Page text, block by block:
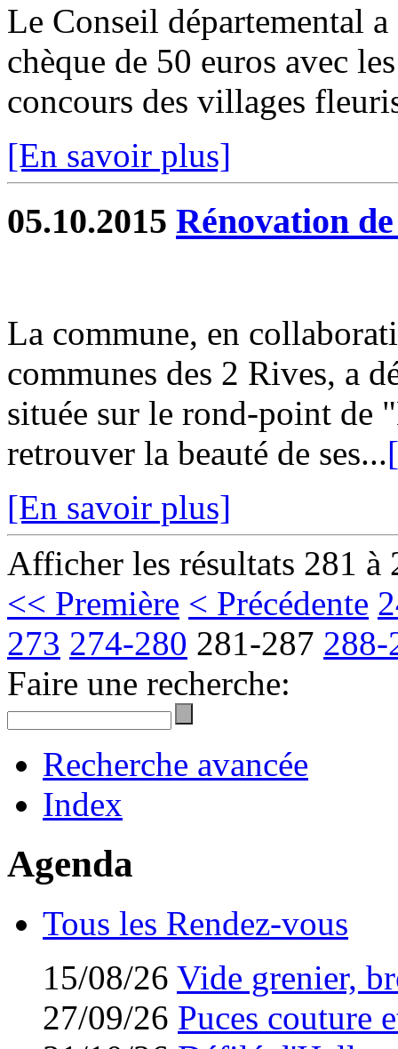
Le Conseil départemental
chèque de 50 euros avec
concours des villages
[En savoir plus]
05.10.2015 Rénovation
La commune, en
communes des 2 Rives, a
située sur le rond-point de
retrouver la beauté de ses...
[En savoir plus]
Afficher les résultats 281 à
<< Première < Précédente
273 274-280 281-287 288-
Faire une recherche:
Recherche avancée
Index
Agenda
Tous les Rendez-vous
15/08/26 Vide grenier,
27/09/26 Puces couture